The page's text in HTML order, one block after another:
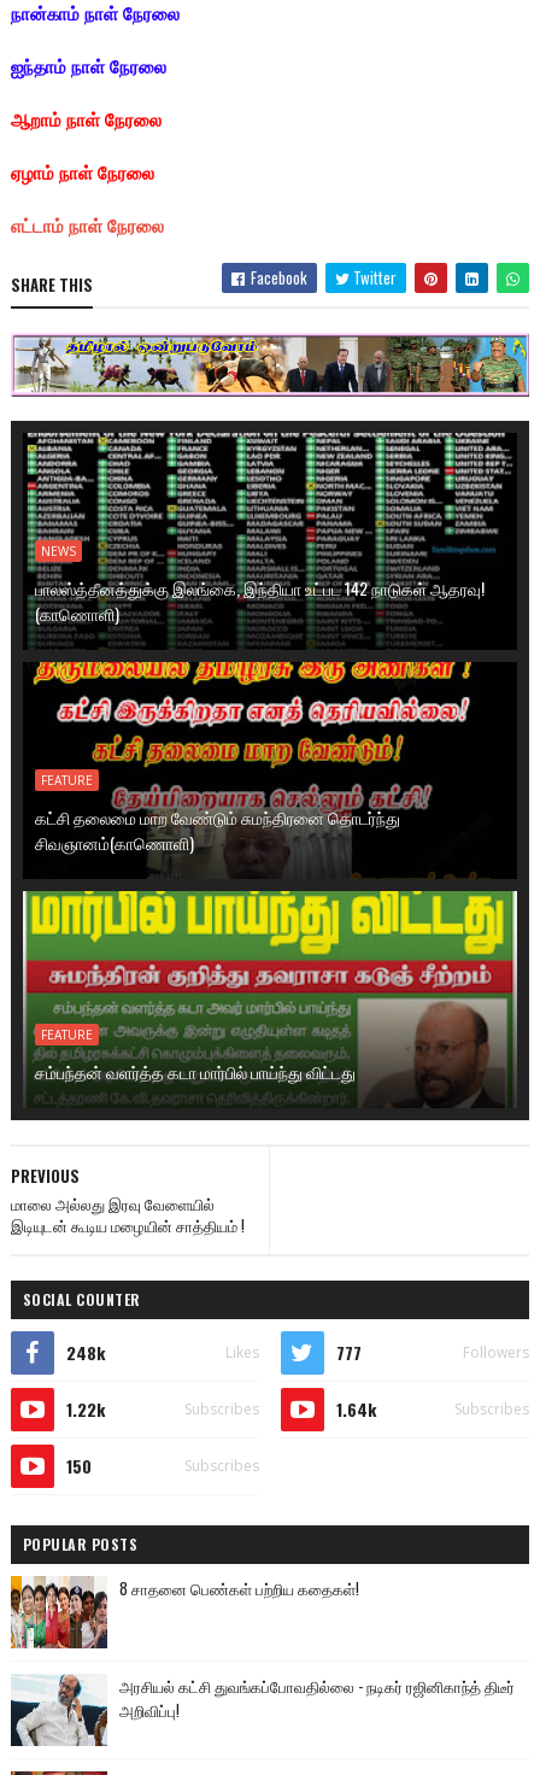
நான்காம் நாள் நேரலை
ஐந்தாம் நாள் நேரலை
ஆறாம் நாள் நேரலை
ஏழாம் நாள் நேரலை
எட்டாம் நாள் நேரலை
SHARE THIS Facebook Twitter
NEWS
பாலஸ்த்தீனத்துக்கு இலங்கை, இந்தியா உட்பட 142 நாடுகள் ஆதரவு!
(காணொளி)
FEATURE
கட்சி தலைமை மாற வேண்டும் சுமந்திரனை தொடர்ந்து
சிவஞானம்(காணொளி)
FEATURE
சம்பந்தன் வளர்த்த கடா மார்பில் பாய்ந்து விட்டது
PREVIOUS
மாலை அல்லது இரவு வேளையில்
இடியுடன் கூடிய மழையின் சாத்தியம் !
SOCIAL COUNTER
248k Likes 777 Followers
1.22k Subscribes 1.64k Subscribes
150 Subscribes
POPULAR POSTS
8 சாதனை பெண்கள் பற்றிய கதைகள்!
அரசியல் கட்சி துவங்கப்போவதில்லை - நடிகர் ரஜினிகாந்த் திடீர்
அறிவிப்பு!